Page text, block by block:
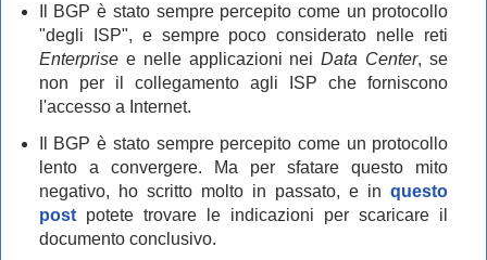
Il BGP è stato sempre percepito come un protocollo
"degli ISP", e sempre poco considerato nelle reti
Enterprisee nelle applicazioni neiData Center, se
non per il collegamento agli ISP che forniscono
l'accesso a Internet.
Il BGP è stato sempre percepito come un protocollo
lento a convergere. Ma per sfatare questo mito
negativo,
ho scritto molto in passato, e inquesto
postpotete trovare le indicazioni
per scaricare il
documento conclusivo.